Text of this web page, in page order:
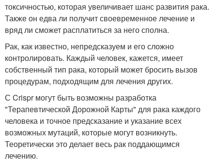
токсичностью, которая увеличивает шанс развития рака.
Также он едва ли получит своевременное лечение и
вряд ли сможет расплатиться за него сполна.
Рак, как известно, непредсказуем и его сложно
контролировать. Каждый человек, кажется, имеет
собственный тип рака, который может бросить вызов
процедурам, подходящим для лечения других.
С Crispr могут быть возможны разработка
"Терапевтической Дорожной Карты" для рака каждого
человека и точное предсказание и указание всех
возможных мутаций, которые могут возникнуть.
Теоретически это делает весь рак поддающимся
лечению.